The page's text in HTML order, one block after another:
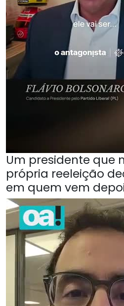
Um presidente que
própria reeleição
em quem vem